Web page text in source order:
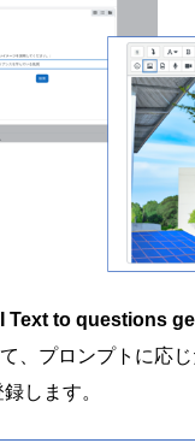
Text to questions
、プロンプトに応じ
します。